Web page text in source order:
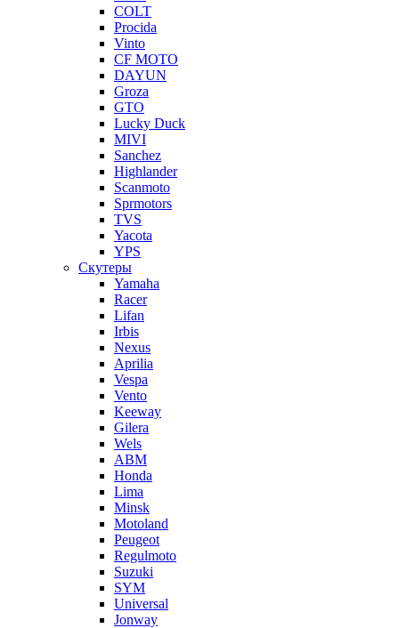
COLT
Procida
Vinto
CF MOTO
DAYUN
Groza
GTO
Lucky Duck
MIVI
Sanchez
Highlander
Scanmoto
Sprmotors
TVS
Yacota
YPS
Скутеры
Yamaha
Racer
Lifan
Irbis
Nexus
Aprilia
Vespa
Vento
Keeway
Gilera
Wels
ABM
Honda
Lima
Minsk
Motoland
Peugeot
Regulmoto
Suzuki
SYM
Universal
Jonway